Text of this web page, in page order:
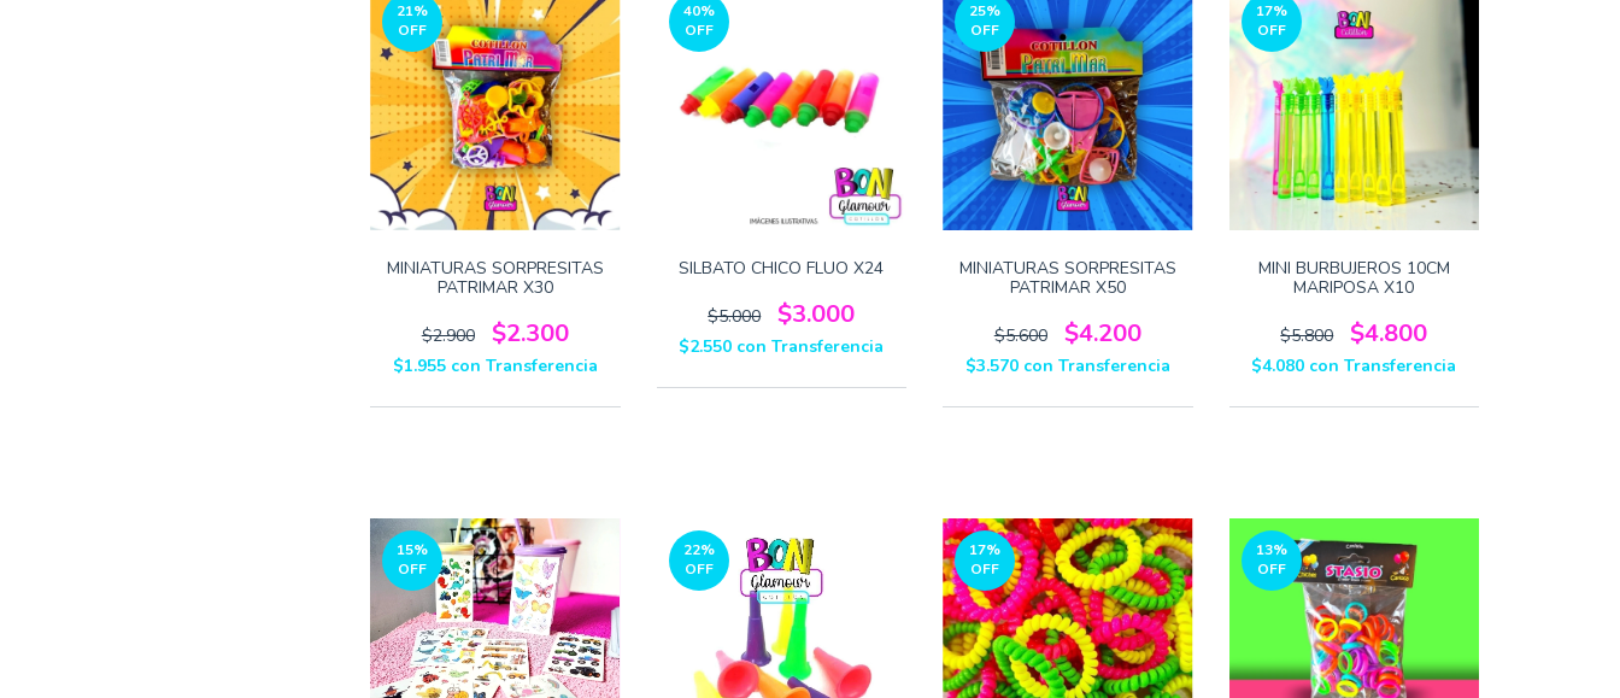
21%
OFF
MINIATURAS SORPRESITAS
PATRIMAR X30
$2.900 $2.300
$1.955 con Transferencia
40%
OFF
SILBATO CHICO FLUO X24
$5.000 $3.000
$2.550 con Transferencia
25%
OFF
MINIATURAS SORPRESITAS
PATRIMAR X50
$5.600 $4.200
$3.570 con Transferencia
17%
OFF
MINI BURBUJEROS 10CM
MARIPOSA X10
$5.800 $4.800
$4.080 con Transferencia
15%
OFF
22%
OFF
17%
OFF
13%
OFF